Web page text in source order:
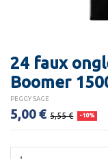
24 faux
Boomer
PEGGY SAGE
5,00 € 5,55 € -10%